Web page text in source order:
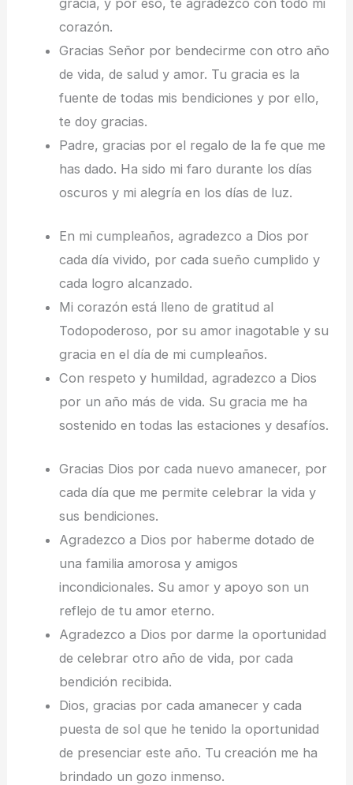
gracia, y por eso, te agradezco con todo mi
corazón.
Gracias Señor por bendecirme con otro año
de vida, de salud y amor. Tu gracia es la
fuente de todas mis bendiciones y por ello,
te doy gracias.
Padre, gracias por el regalo de la fe que me
has dado. Ha sido mi faro durante los días
oscuros y mi alegría en los días de luz.
En mi cumpleaños, agradezco a Dios por
cada día vivido, por cada sueño cumplido y
cada logro alcanzado.
Mi corazón está lleno de gratitud al
Todopoderoso, por su amor inagotable y su
gracia en el día de mi cumpleaños.
Con respeto y humildad, agradezco a Dios
por un año más de vida. Su gracia me ha
sostenido en todas las estaciones y desafíos.
Gracias Dios por cada nuevo amanecer, por
cada día que me permite celebrar la vida y
sus bendiciones.
Agradezco a Dios por haberme dotado de
una familia amorosa y amigos
incondicionales. Su amor y apoyo son un
reflejo de tu amor eterno.
Agradezco a Dios por darme la oportunidad
de celebrar otro año de vida, por cada
bendición recibida.
Dios, gracias por cada amanecer y cada
puesta de sol que he tenido la oportunidad
de presenciar este año. Tu creación me ha
brindado un gozo inmenso.